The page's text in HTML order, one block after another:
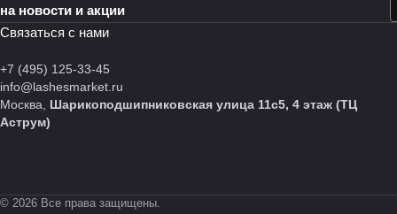
на новости и акции
Связаться с нами
+7 (495) 125-33-45
info@lashesmarket.ru
Москва, Шарикоподшипниковская улица 11с5, 4 этаж (ТЦ
Аструм)
© 2026 Все права защищены.